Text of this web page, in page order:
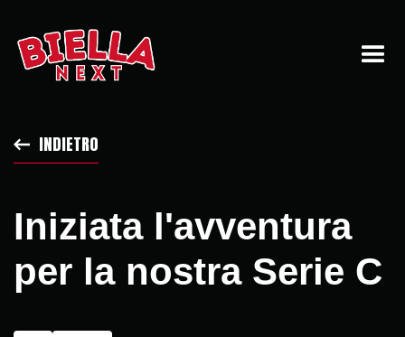
INDIETRO
Iniziata l'avventura
per la nostra Serie C